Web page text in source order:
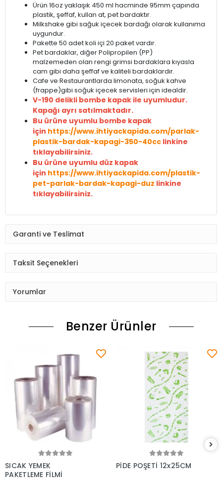
Ürün 16oz yaklaşık 450 ml hacminde 95mm çapında
plastik, şeffaf, kullan at, pet bardaktır.
Milkshake gibi sağuk içecek bardağı olarak kullanıma
uygundur.
Pakette 50 adet koli içi 20 paket vardır.
Pet bardaklar, diğer Polipropilen (PP)
malzemeden olan rengi grimsi bardaklara kıyasla
cam gibi daha şeffaf ve kaliteli bardaklardır.
Cafe ve Restaurantlarda limonata, soğuk kahve
(frappe)gibi soğuk içecek servisleri için idealdir.
V-190 delikli bombe kapak ile uyumludur.
Kapağı ayrı satılmaktadır.
Bu ürüne uyumlu bombe kapak
için https://www.ihtiyackapida.com/parlak-
plastik-bardak-kapagi-350-40cc linkine
tıklayabilirsiniz.
Bu ürüne uyumlu düz kapak
için https://www.ihtiyackapida.com/plastik-
pet-parlak-bardak-kapagi-duz linkine
tıklayabilirsiniz.
Garanti ve Teslimat
Taksit Seçenekleri
Yorumlar
Benzer Ürünler
SICAK YEMEK
PAKETLEME FİLMİ
Sepete Ekle
PİDE POŞETİ 12x25CM